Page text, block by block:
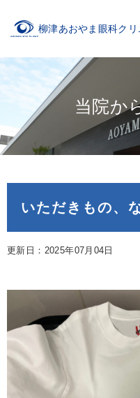
柳津あおやま眼科クリ
当院か
いただきもの、
更新日：2025年07月04日